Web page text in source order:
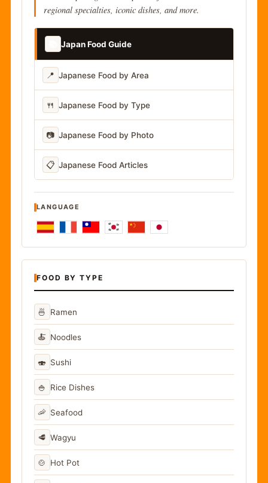
regional specialties, iconic dishes, and more.
Japan Food Guide
📍 Japanese Food by Area
🍴 Japanese Food by Type
📷 Japanese Food by Photo
📋 Japanese Food Articles
LANGUAGE
FOOD BY TYPE
🍜 Ramen
🍝 Noodles
🍣 Sushi
🍚 Rice Dishes
🦐 Seafood
🥩 Wagyu
🍲 Hot Pot